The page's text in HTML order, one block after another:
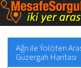
Ağrı ile Ýolöten
Güzergah Haritası